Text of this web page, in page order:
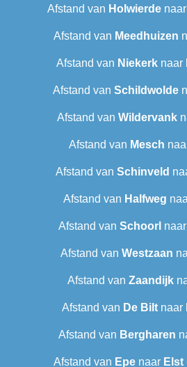
Afstand van Holwierde naar
Afstand van Meedhuizen
Afstand van Niekerk naar
Afstand van Schildwolde
Afstand van Wildervank
Afstand van Mesch
Afstand van Schinveld
Afstand van Halfweg
Afstand van Schoorl naar
Afstand van Westzaan
Afstand van Zaandijk
Afstand van De Bilt naar
Afstand van Bergharen
Afstand van Epe naar Elst